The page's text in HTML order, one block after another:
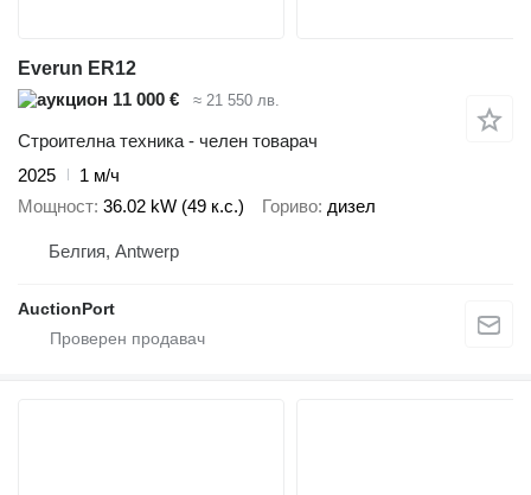
Everun ER12
11 000 €
≈ 21 550 лв.
Строителна техника - челен товарач
2025
1 м/ч
Мощност 36.02 kW (49 к.с.) Гориво дизел
Белгия, Antwerp
AuctionPort